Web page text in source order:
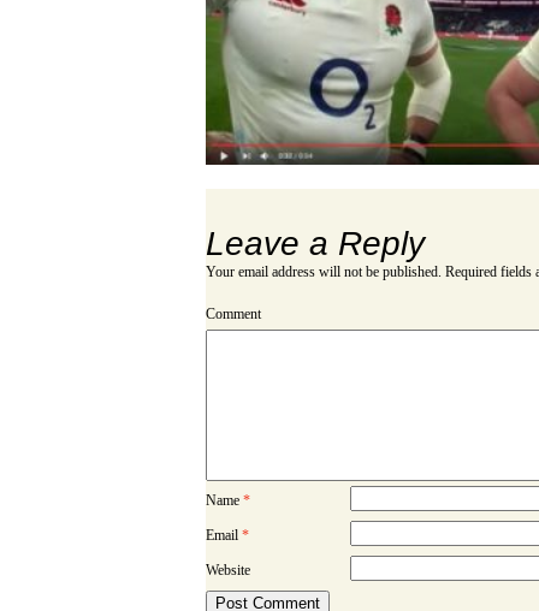
Leave a Reply
Your email address will not be published. Required fields
Comment
Name *
Email *
Website